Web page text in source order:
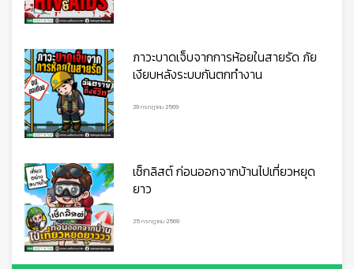
👷
👷‍♀
🦺
ภาวะบาดเจ็บจากการห้อยในสายรัด ภัย
เงียบหลังระบบกันตกทำงาน
29 กรกฎาคม 2569
เช็กลิสต์ ก่อนออกจากบ้านไปเที่ยวหยุด
ยาว
25 กรกฎาคม 2569